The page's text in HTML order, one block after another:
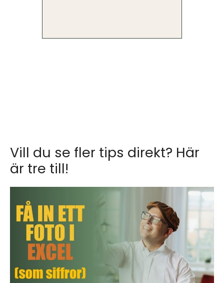
Vill du se fler tips direkt? Här
är tre till!